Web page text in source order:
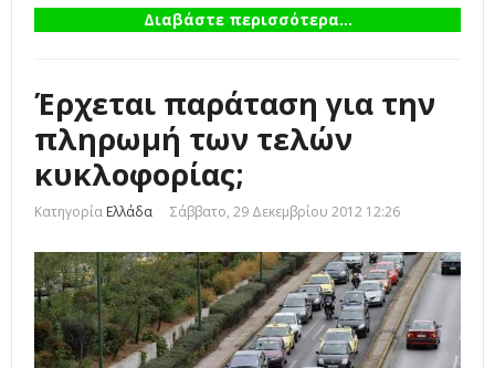
Διαβάστε περισσότερα...
Έρχεται παράταση για την
πληρωμή των τελών
κυκλοφορίας;
Κατηγορία Ελλάδα Σάββατο, 29 Δεκεμβρίου 2012 12:26